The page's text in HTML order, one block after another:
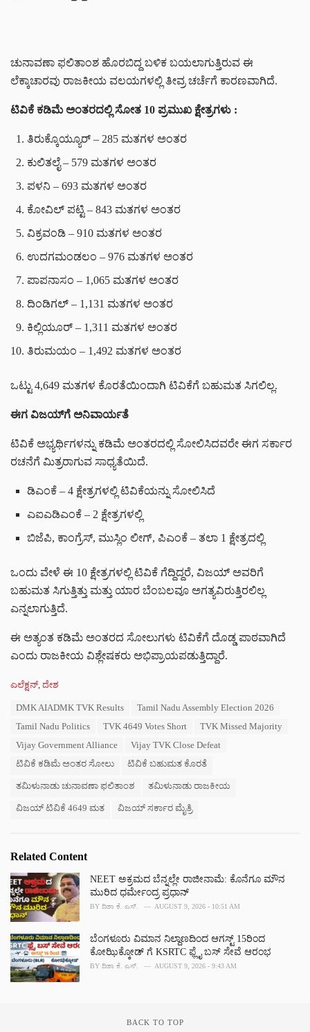
ಚುನಾವಣಾ ಫಲಿತಾಂಶ ಹೊರಬಿದ್ದ ಬಳಿಕ ಬಯಲಾಗುತ್ತಿರುವ ಈ
ಲೆಕ್ಕಾಚಾರವು ರಾಜಕೀಯ ವಲಯಗಳಲ್ಲಿ ತೀವ್ರ ಚರ್ಚೆಗೆ ಕಾರಣವಾಗಿದೆ.
ಟಿವಿಕೆ ಕಡಿಮೆ ಅಂತರದಲ್ಲಿ ಸೋತ 10 ಪ್ರಮುಖ ಕ್ಷೇತ್ರಗಳು :
ತಿರುಕ್ಕೊಯ್ಯೂರ್ – 285 ಮತಗಳ ಅಂತರ
ಕುಲಿತಲೈ – 579 ಮತಗಳ ಅಂತರ
ಪಳನಿ – 693 ಮತಗಳ ಅಂತರ
ಕೋವಿಲ್ ಪಟ್ಟಿ – 843 ಮತಗಳ ಅಂತರ
ವಿಕ್ರವಂಡಿ – 910 ಮತಗಳ ಅಂತರ
ಉದಗಮಂಡಲಂ – 976 ಮತಗಳ ಅಂತರ
ಪಾಪನಾಸಂ – 1,065 ಮತಗಳ ಅಂತರ
ದಿಂಡಿಗಲ್ – 1,131 ಮತಗಳ ಅಂತರ
ಕಿಲ್ಲಿಯೂರ್ – 1,311 ಮತಗಳ ಅಂತರ
ತಿರುಮಯಂ – 1,492 ಮತಗಳ ಅಂತರ
ಒಟ್ಟು 4,649 ಮತಗಳ ಕೊರತೆಯಿಂದಾಗಿ ಟಿವಿಕೆಗೆ ಬಹುಮತ ಸಿಗಲಿಲ್ಲ.
ಈಗ ವಿಜಯ್‌ಗೆ ಅನಿವಾರ್ಯತೆ
ಟಿವಿಕೆ ಅಭ್ಯರ್ಥಿಗಳನ್ನು ಕಡಿಮೆ ಅಂತರದಲ್ಲಿ ಸೋಲಿಸಿದವರೇ ಈಗ ಸರ್ಕಾರ
ರಚನೆಗೆ ಮಿತ್ರರಾಗುವ ಸಾಧ್ಯತೆಯಿದೆ.
ಡಿಎಂಕೆ – 4 ಕ್ಷೇತ್ರಗಳಲ್ಲಿ ಟಿವಿಕೆಯನ್ನು ಸೋಲಿಸಿದೆ
ಎಐಎಡಿಎಂಕೆ – 2 ಕ್ಷೇತ್ರಗಳಲ್ಲಿ
ಬಿಜೆಪಿ, ಕಾಂಗ್ರೆಸ್, ಮುಸ್ಲಿಂ ಲೀಗ್, ಪಿಎಂಕೆ – ತಲಾ 1 ಕ್ಷೇತ್ರದಲ್ಲಿ
ಒಂದು ವೇಳೆ ಈ 10 ಕ್ಷೇತ್ರಗಳಲ್ಲಿ ಟಿವಿಕೆ ಗೆದ್ದಿದ್ದರೆ, ವಿಜಯ್ ಅವರಿಗೆ
ಬಹುಮತ ಸಿಗುತ್ತಿತ್ತು ಮತ್ತು ಯಾರ ಬೆಂಬಲವೂ ಅಗತ್ಯವಿರುತ್ತಿರಲಿಲ್ಲ
ಎನ್ನಲಾಗುತ್ತಿದೆ.
ಈ ಅತ್ಯಂತ ಕಡಿಮೆ ಅಂತರದ ಸೋಲುಗಳು ಟಿವಿಕೆಗೆ ದೊಡ್ಡ ಪಾಠವಾಗಿದೆ
ಎಂದು ರಾಜಕೀಯ ವಿಶ್ಲೇಷಕರು ಅಭಿಪ್ರಾಯಪಡುತ್ತಿದ್ದಾರೆ.
C
ಎಲೆಕ್ಷನ್, ದೇಶ
DMK AIADMK TVK Results
Tamil Nadu Assembly Election 2026
Tamil Nadu Politics
TVK 4649 Votes Short
TVK Missed Majority
Vijay Government Alliance
Vijay TVK Close Defeat
ಟಿವಿಕೆ ಕಡಿಮೆ ಅಂತರ ಸೋಲು
ಟಿವಿಕೆ ಬಹುಮತ ಕೊರತೆ
ತಮಿಳುನಾಡು ಚುನಾವಣಾ ಫಲಿತಾಂಶ ತಮಿಳುನಾಡು ರಾಜಕೀಯ
ವಿಜಯ್ ಟಿವಿಕೆ 4649 ಮತ ವಿಜಯ್ ಸರ್ಕಾರ ಮೈತ್ರಿ
Related Content
NEET ಅಕ್ರಮದ ಬೆನ್ನಲ್ಲೇ ರಾಜೀನಾಮೆ: ಕೊನೆಗೂ ಮೌನ
ಮುರಿದ ಧರ್ಮೇಂದ್ರ ಪ್ರಧಾನ್‌
BY ದಿಶಾ ಕೆ. ಎಸ್. AUGUST 9, 2026 - 10:51 AM
ಬೆಂಗಳೂರು ವಿಮಾನ ನಿಲ್ದಾಣದಿಂದ ಆಗಸ್ಟ್ 15ರಿಂದ
ಕೋಝಿಕ್ಕೋಡ್ ಗೆ KSRTC ಫ್ಲೈ ಬಸ್ ಸೇವೆ ಆರಂಭ
BY ದಿಶಾ ಕೆ. ಎಸ್. AUGUST 9, 2026 - 9:43 AM
BACK TO TOP